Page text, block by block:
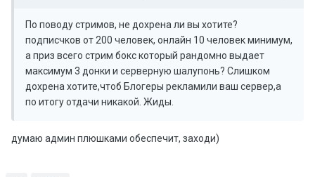
По поводу стримов, не дохрена ли вы хотите?
подписчков от 200 человек, онлайн 10 человек минимум,
а приз всего стрим бокс который рандомно выдает
максимум 3 донки и серверную шалупонь? Слишком
дохрена хотите,чтоб Блогеры рекламили ваш сервер,а
по итогу отдачи никакой. Жиды.
думаю админ плюшками обеспечит, заходи)